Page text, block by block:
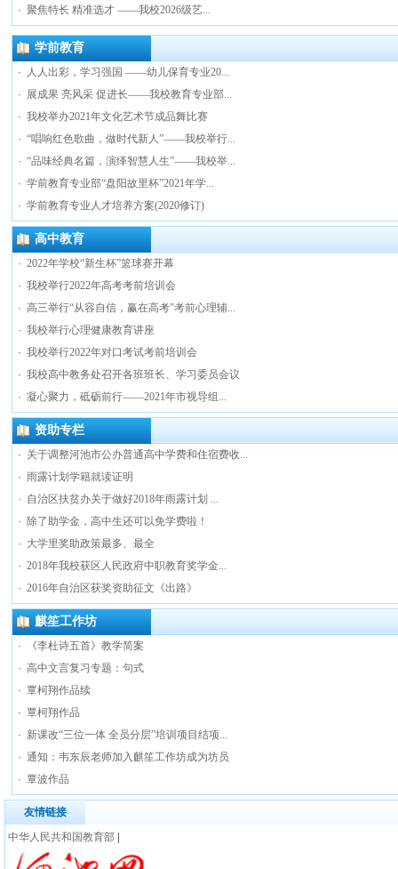
· 聚焦特长 精准选才 ——我校2026级艺...
学前教育
·
人人出彩，学习强国 ——幼儿保育专业20...
· 展成果 亮风采 促进长——我校教育专业部...
· 我校举办2021年文化艺术节成品舞比赛
· “唱响红色歌曲，做时代新人”——我校举行...
· “品味经典名篇，演绎智慧人生”——我校举...
· 学前教育专业部“盘阳故里杯”2021年学...
· 学前教育专业人才培养方案(2020修订)
高中教育
· 2022年学校“新生杯”篮球赛开幕
· 我校举行2022年高考考前培训会
· 高三举行“从容自信，赢在高考”考前心理辅...
· 我校举行心理健康教育讲座
· 我校举行2022年对口考试考前培训会
· 我校高中教务处召开各班班长、学习委员会议
· 凝心聚力，砥砺前行——2021年市视导组...
资助专栏
· 关于调整河池市公办普通高中学费和住宿费收...
· 雨露计划学籍就读证明
· 自治区扶贫办关于做好2018年雨露计划 ...
· 除了助学金，高中生还可以免学费啦！
· 大学里奖助政策最多、最全
· 2018年我校获区人民政府中职教育奖学金...
· 2016年自治区获奖资助征文《出路》
麒笙工作坊
·
《李杜诗五首》教学简案
· 高中文言复习专题：句式
· 覃柯翔作品续
· 覃柯翔作品
· 新课改“三位一体 全员分层”培训项目结项...
· 通知：韦东辰老师加入麒笙工作坊成为坊员
· 覃波作品
友情链接
中华人民共和国教育部